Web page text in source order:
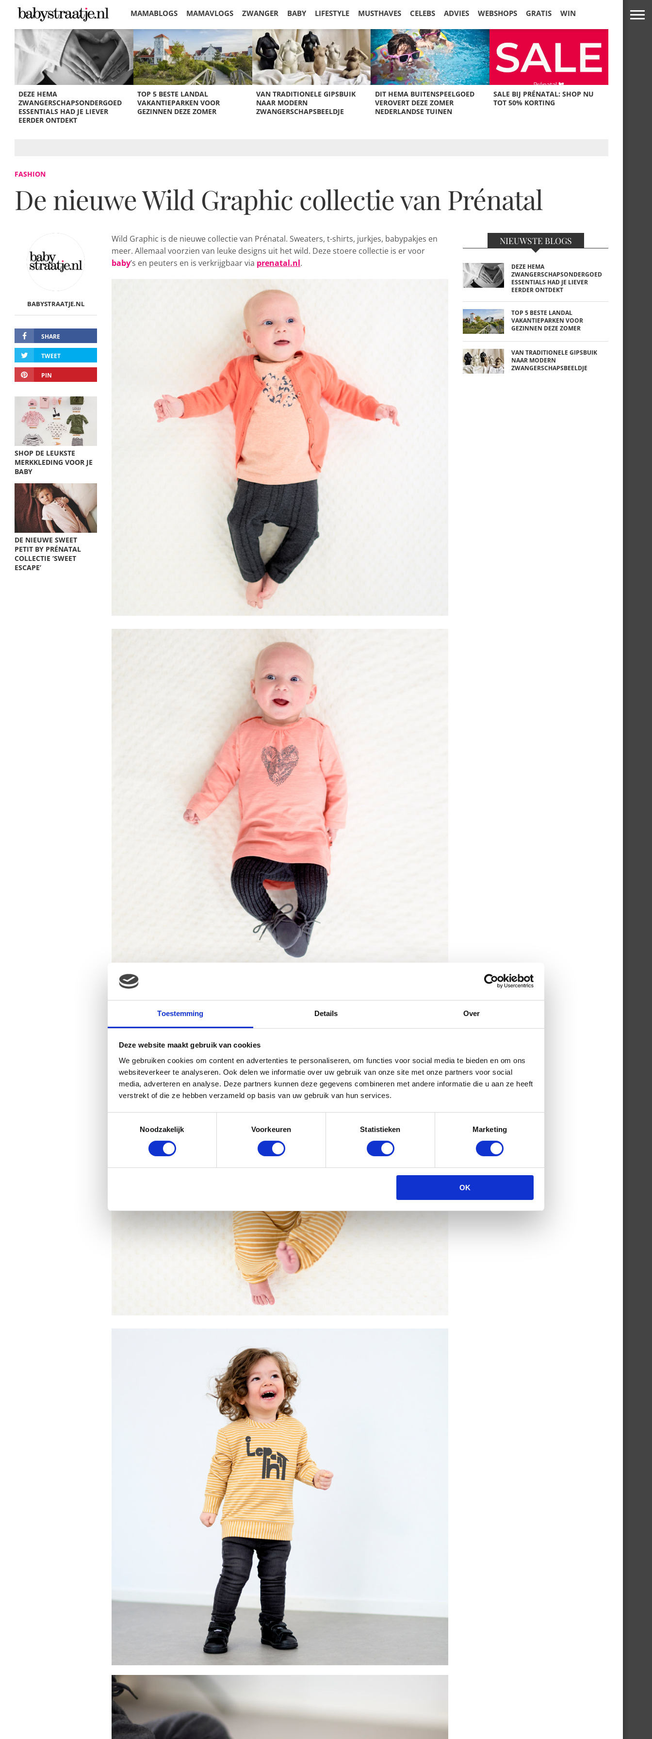
Toestemming Details Over
Deze website maakt gebruik van cookies
We gebruiken cookies om content en advertenties te personaliseren, om functies voor social media te bieden en om ons
websiteverkeer te analyseren. Ook delen we informatie over uw gebruik van onze site met onze partners voor social
media, adverteren en analyse. Deze partners kunnen deze gegevens combineren met andere informatie die u aan ze heeft
verstrekt of die ze hebben verzameld op basis van uw gebruik van hun services.
Noodzakelijk
Voorkeuren Statistieken Marketing
OK
MAMABLOGS MAMAVLOGS ZWANGER BABY LIFESTYLE MUSTHAVES CELEBS ADVIES WEBSHOPS GRATIS WIN
KORTINGEN
DEZE HEMA
ZWANGERSCHAPSONDERGOED
ESSENTIALS HAD JE LIEVER
EERDER ONTDEKT
TOP 5 BESTE LANDAL
VAKANTIEPARKEN VOOR
GEZINNEN DEZE ZOMER
VAN TRADITIONELE GIPSBUIK
NAAR MODERN
ZWANGERSCHAPSBEELDJE
DIT HEMA BUITENSPEELGOED
VEROVERT DEZE ZOMER
NEDERLANDSE TUINEN
SALE BIJ PRÉNATAL: SHOP NU
TOT 50% KORTING
FASHION
De nieuwe Wild Graphic collectie van Prénatal
BABYSTRAATJE.NL
SHARE
TWEET
PIN
SHOP DE LEUKSTE
MERKKLEDING VOOR JE
BABY
DE NIEUWE SWEET
PETIT BY PRÉNATAL
COLLECTIE ‘SWEET
ESCAPE’
Wild Graphic is de nieuwe collectie van Prénatal. Sweaters, t-shirts, jurkjes, babypakjes en
meer. Allemaal voorzien van leuke designs uit het wild. Deze stoere collectie is er voor
baby’s en peuters en is verkrijgbaar via prenatal.nl.
NIEUWSTE BLOGS
DEZE HEMA
ZWANGERSCHAPSONDERGOED
ESSENTIALS HAD JE LIEVER
EERDER ONTDEKT
TOP 5 BESTE LANDAL
VAKANTIEPARKEN VOOR
GEZINNEN DEZE ZOMER
VAN TRADITIONELE GIPSBUIK
NAAR MODERN
ZWANGERSCHAPSBEELDJE